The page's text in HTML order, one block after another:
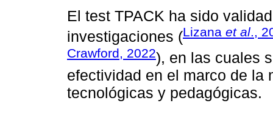
El test TPACK ha sido
investigaciones (Lizana et al.,
Crawford, 2022), en las cuales
efectividad en el marco de la
tecnológicas y pedagógicas.